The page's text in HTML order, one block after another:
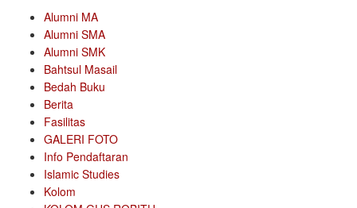
Alumni MA
Alumni SMA
Alumni SMK
Bahtsul Masail
Bedah Buku
Berita
Fasilitas
GALERI FOTO
Info Pendaftaran
Islamic Studies
Kolom